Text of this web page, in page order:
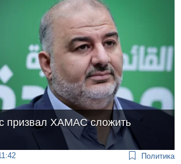
призвал ХАМАС сложить
Политика